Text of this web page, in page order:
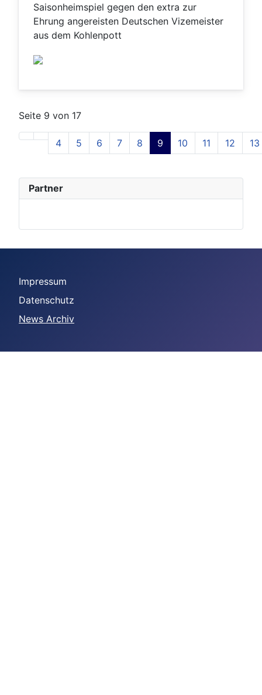
Saisonheimspiel gegen den extra zur
Ehrung angereisten Deutschen Vizemeister
aus dem Kohlenpott
Seite 9 von 17
4 5 6 7 8 9 10 11 12 13
Partner
Impressum
Datenschutz
News Archiv